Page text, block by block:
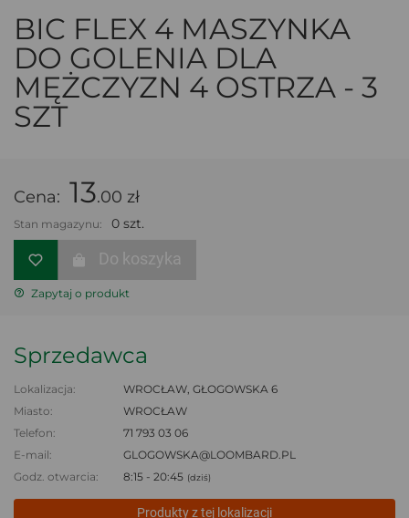
BIC FLEX 4 MASZYNKA
DO GOLENIA DLA
MĘŻCZYZN 4 OSTRZA - 3
SZT
Cena: 13.00 zł
Stan magazynu: 0 szt.
Do koszyka
Zapytaj o produkt
Sprzedawca
Lokalizacja:
WROCŁAW, GŁOGOWSKA 6
Miasto:
WROCŁAW
Telefon:
71 793 03 06
E-mail:
GLOGOWSKA@LOOMBARD.PL
Godz. otwarcia:
8:15 - 20:45 (dziś)
Produkty z tej lokalizacji